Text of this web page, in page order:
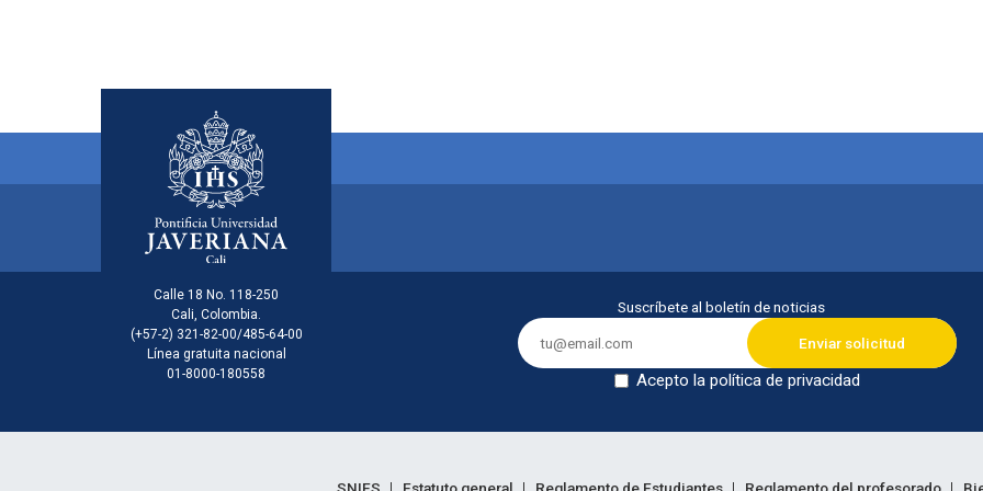
Información de la institución
Calle 18 No. 118-250
Cali, Colombia.
(+57-2) 321-82-00/485-64-00
Línea gratuita nacional
01-8000-180558
Menú principal del footer
Suscríbete al boletín de noticias
Acepto la política de privacidad